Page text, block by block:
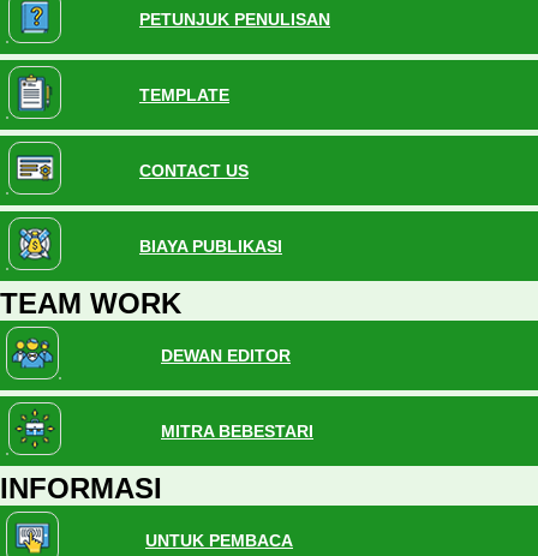
PETUNJUK PENULISAN
TEMPLATE
CONTACT US
BIAYA PUBLIKASI
TEAM WORK
DEWAN EDITOR
MITRA BEBESTARI
INFORMASI
UNTUK PEMBACA